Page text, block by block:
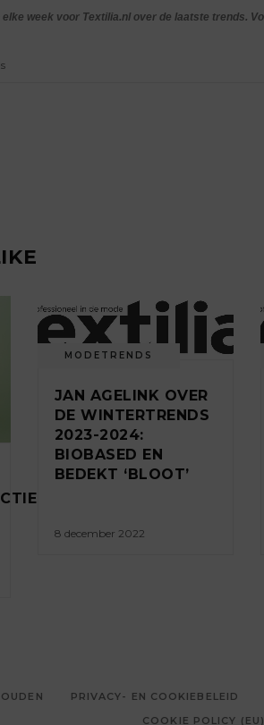
week voor Textilia.nl over de laatste trends.
MODETRENDS
JAN AGELINK OVER
DE WINTERTRENDS
2023-2024:
BIOBASED EN
BEDEKT ‘BLOOT’
8 december 2022
PRIVACY- EN COOKIEBELEID
COOKIE POLICY